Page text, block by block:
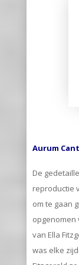
Aurum
De
reproductie
om te gaan
opgenomen
van Ella
was elke